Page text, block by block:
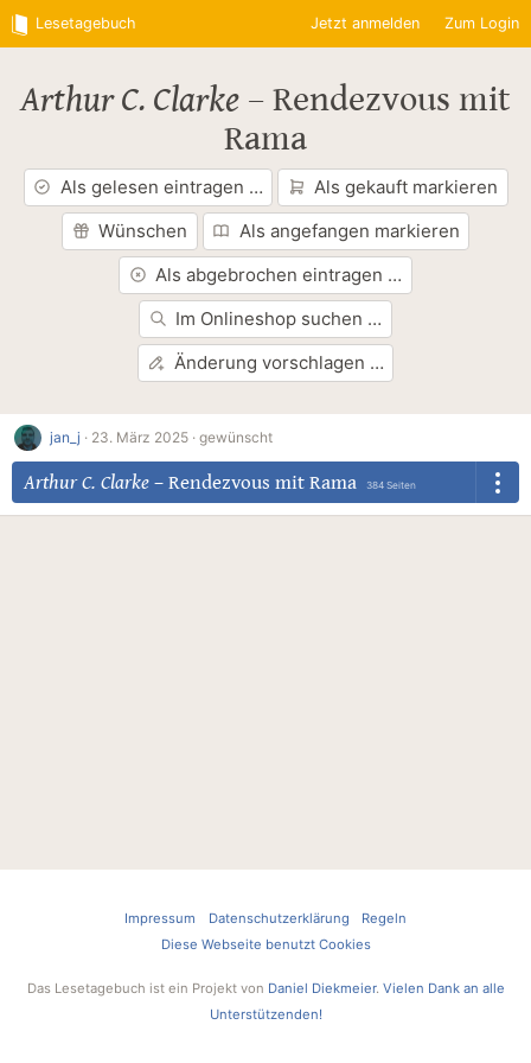
Lesetagebuch Jetzt anmelden Zum Login
Arthur C. Clarke – Rendezvous mit
Rama
Als gelesen eintragen …
Als gekauft markieren
Wünschen
Als angefangen markieren
Als abgebrochen eintragen …
Im Onlineshop suchen …
Änderung vorschlagen …
jan_j · 23. März 2025 · gewünscht
Arthur C. Clarke – Rendezvous mit Rama 384 Seiten
Impressum Datenschutzerklärung
Regeln
Diese Webseite benutzt Cookies
Das Lesetagebuch ist ein Projekt von Daniel Diekmeier. Vielen Dank an alle
Unterstützenden!